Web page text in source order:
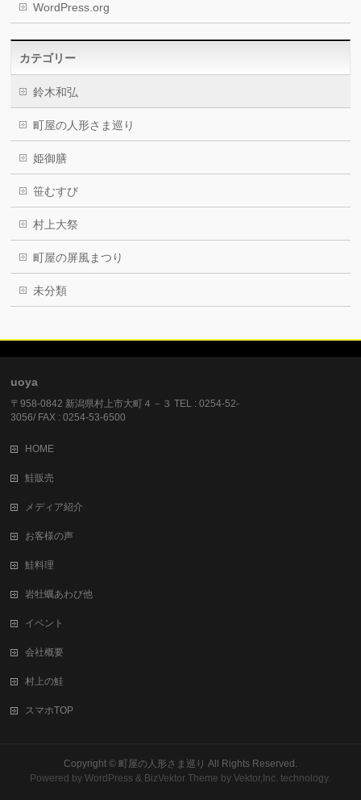
WordPress.org
カテゴリー
鈴木和弘
町屋の人形さま巡り
姫御膳
笹むすび
村上大祭
町屋の屏風まつり
未分類
uoya
〒958-0842 新潟県村上市大町４－３ TEL : 0254-52-
3056/ FAX : 0254-53-6500
HOME
鮭販売
メディア紹介
お客様の声
鮭料理
岩牡蠣あわび他
イベント
会社概要
村上の鮭
スマホTOP
Copyright © 町屋の人形さま巡り All Rights Reserved.
Powered byWordPress & BizVektor Theme by Vektor,Inc. technology.